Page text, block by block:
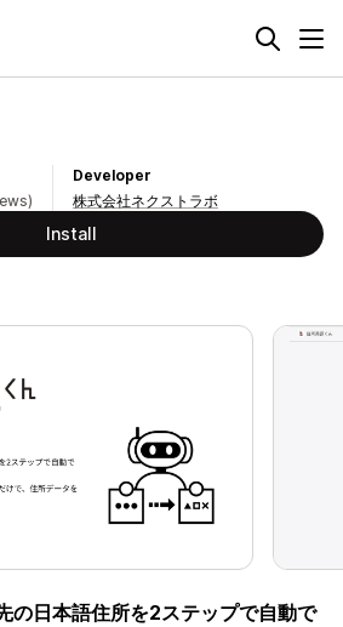
Developer
株式会社ネクストラボ
Install
の日本語住所を2ステップで自動で